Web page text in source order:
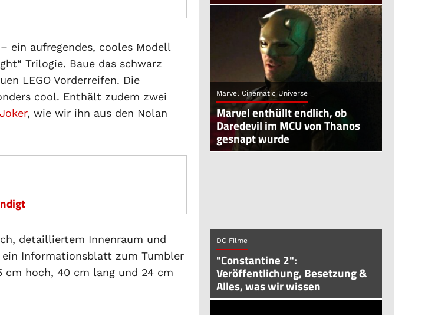
ein aufregendes, cooles Modell
Trilogie. Baue das schwarz
LEGO Vorderreifen. Die
cool. Enthält zudem zwei
, wie wir ihn aus den Nolan
detailliertem Innenraum und
Informationsblatt zum Tumbler
cm hoch, 40 cm lang und 24 cm
Marvel Cinematic Universe
Marvel enthüllt endlich, ob
Daredevil im MCU von Thanos
gesnapt wurde
DC Filme
"Constantine 2":
Veröffentlichung, Besetzung &
Alles, was wir wissen